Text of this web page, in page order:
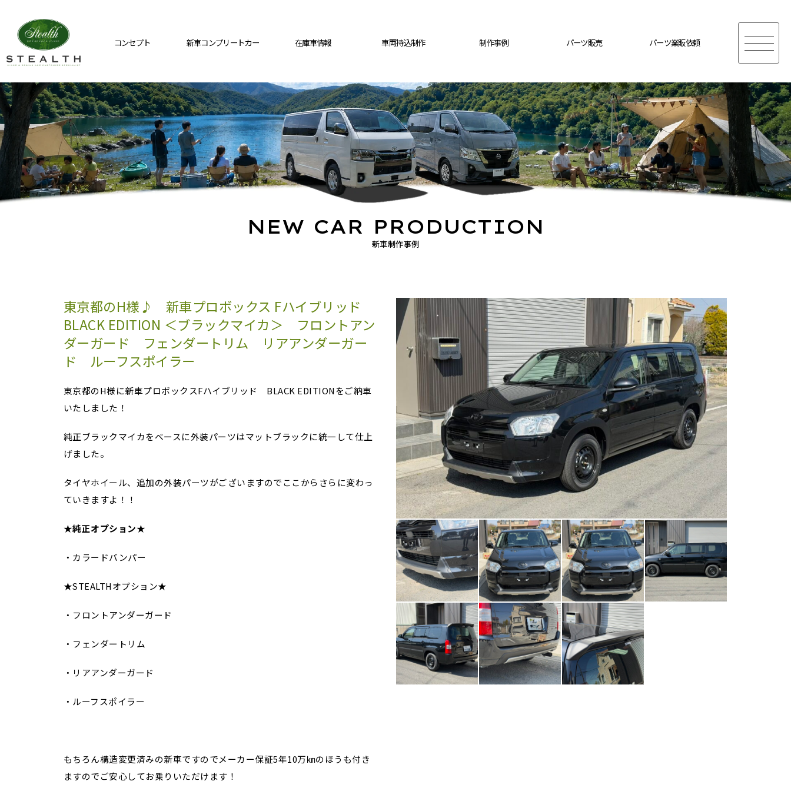
コンセプト 新車コンプリートカー 在庫車情報 車両持込制作 制作事例 パーツ販売 パーツ業販依頼
新車制作事例
NEW CAR PRODUCTION
東京都のH様♪ 新車プロボックス Fハイブリッド
BLACK EDITION ＜ブラックマイカ＞ フロントアン
ダーガード フェンダートリム リアアンダーガー
ド ルーフスポイラー
東京都のH様に新車プロボックスFハイブリッド BLACK EDITIONをご納車
いたしました！
純正ブラックマイカをベースに外装パーツはマットブラックに統一して仕上
げました。
タイヤホイール、追加の外装パーツがございますのでここからさらに変わっ
ていきますよ！！
★純正オプション★
・カラードバンパー
★STEALTHオプション★
・フロントアンダーガード
・フェンダートリム
・リアアンダーガード
・ルーフスポイラー
もちろん構造変更済みの新車ですのでメーカー保証5年10万㎞のほうも付き
ますのでご安心してお乗りいただけます！